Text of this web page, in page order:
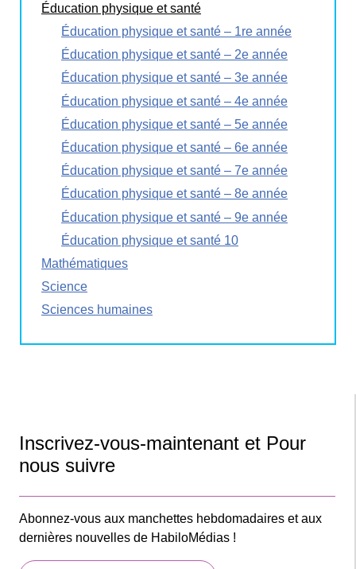
Éducation physique et santé
Éducation physique et santé – 1re année
Éducation physique et santé – 2e année
Éducation physique et santé – 3e année
Éducation physique et santé – 4e année
Éducation physique et santé – 5e année
Éducation physique et santé – 6e année
Éducation physique et santé – 7e année
Éducation physique et santé – 8e année
Éducation physique et santé – 9e année
Éducation physique et santé 10
Mathématiques
Science
Sciences humaines
Inscrivez-vous-maintenant et Pour
nous suivre
Abonnez-vous aux manchettes hebdomadaires et aux
dernières nouvelles de HabiloMédias !